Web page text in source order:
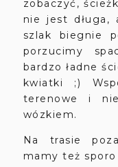
zobaczyć,
nie jest długa,
szlak biegnie
porzucimy
bardzo ładne
kwiatki ;)
terenowe i
wózkiem.
Na trasie
mamy też